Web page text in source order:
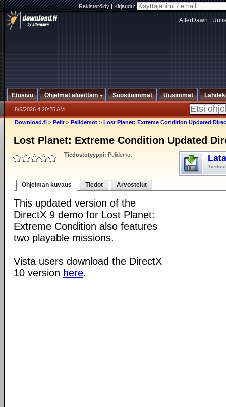
Rekisteröidy|Kirjaudu:
AfterDawn
Etusivu Ohjelmat alueittain Suosituimmat Uusimmat
8/6/2026 4:20:25 AM
Download.fi > Pelit > Pelidemot > Lost Planet: Extreme Condition Updated
Lost Planet: Extreme Condition Updated
Tiedostotyyppi: Pelidemot
Ohjelman kuvaus Tiedot Arvostelut
This updated version of the
DirectX 9 demo for Lost Planet:
Extreme Condition also features
two playable missions.
Vista users download the DirectX
10 version here.